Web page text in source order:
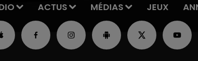
ACTUS MÉDIAS JEUX